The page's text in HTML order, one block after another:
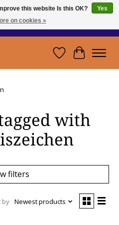
WishlistCart
with
filters
by Newest products
this website Is this OK?
Yes
on cookies »